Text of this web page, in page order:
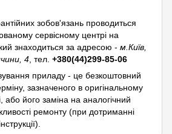
зобов'язань проводиться
сервісному центрі на
знаходиться за адресою - м.Київ,
4 , тел. +380(44)299-85-06
приладу - це безкоштовний
зазначеного в оригінальному
або його заміна на аналогічний
ремонту (при дотриманні